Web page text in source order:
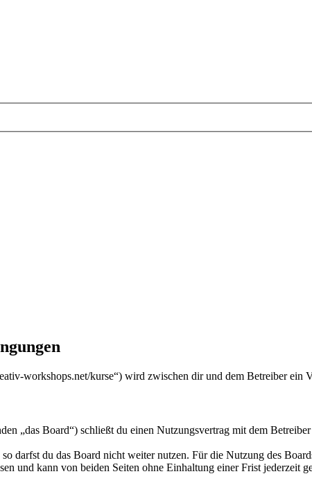
workshops.net/kurse“) wird zwischen dir und dem Betreiber ein
„das Board“) schließt du einen Nutzungsvertrag mit dem
darfst du das Board nicht weiter nutzen. Für die Nutzung des
und kann von beiden Seiten ohne Einhaltung einer Frist jederzeit